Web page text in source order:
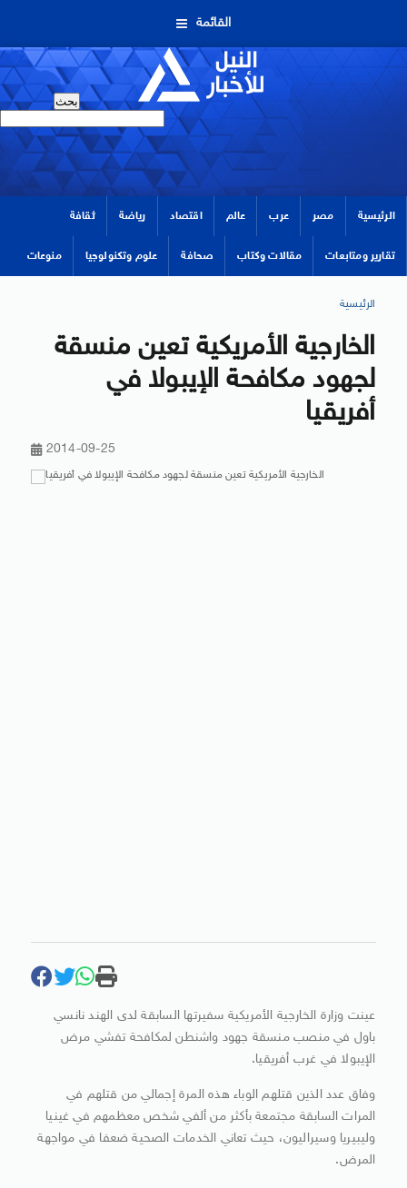
القائمة
الرئيسية مصر عرب عالم اقتصاد رياضة ثقافة
تقارير ومتابعات مقالات وكتاب صحافة علوم وتكنولوجيا منوعات
الرئيسية
الخارجية الأمريكية تعين منسقة
لجهود مكافحة الإيبولا في
أفريقيا
2014-09-25
عينت وزارة الخارجية الأمريكية سفيرتها السابقة لدى الهند نانسي
باول في منصب منسقة جهود واشنطن لمكافحة تفشي مرض
الإيبولا في غرب أفريقيا.
وفاق عدد الذين قتلهم الوباء هذه المرة إجمالي من قتلهم في
المرات السابقة مجتمعة بأكثر من ألفي شخص معظمهم في غينيا
وليبيريا وسيراليون، حيث تعاني الخدمات الصحية ضعفا في مواجهة
المرض.